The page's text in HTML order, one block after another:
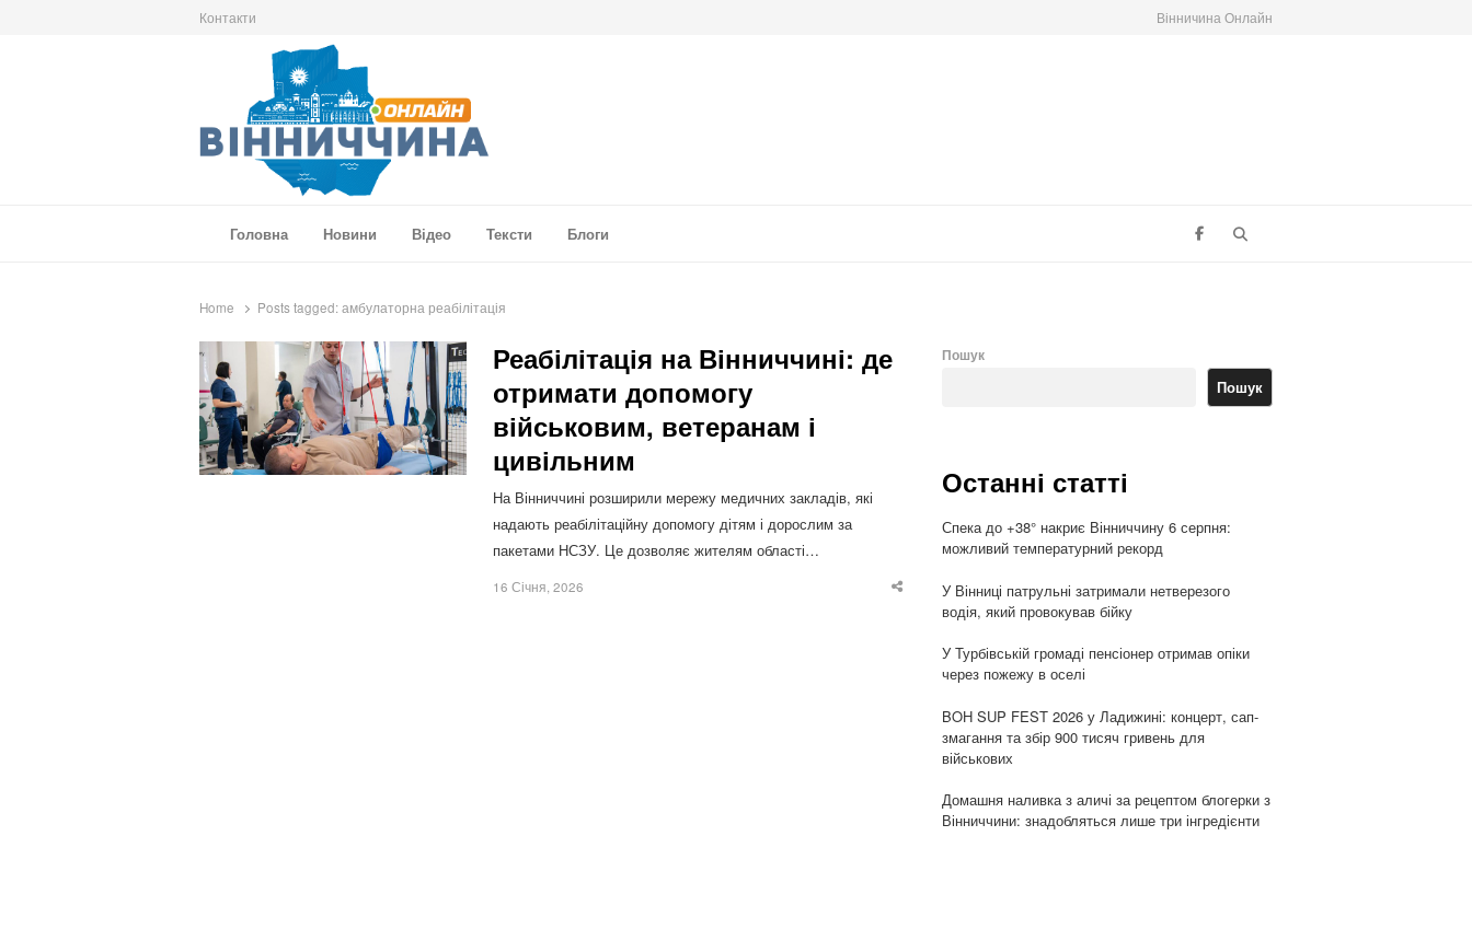
Контакти Вінничина Онлайн
Головна
Новини Відео Тексти Блоги
Home Posts tagged: амбулаторна реабілітація
Реабілітація на Вінниччині: де
отримати допомогу
військовим, ветеранам і
цивільним
На Вінниччині розширили мережу медичних закладів, які
надають реабілітаційну допомогу дітям і дорослим за
пакетами НСЗУ. Це дозволяє жителям області…
16 Січня, 2026
Share
Пошук
Пошук
Останні статті
Спека до +38° накриє Вінниччину 6 серпня:
можливий температурний рекорд
У Вінниці патрульні затримали нетверезого
водія, який провокував бійку
У Турбівській громаді пенсіонер отримав опіки
через пожежу в оселі
BOH SUP FEST 2026 у Ладижині: концерт, сап-
змагання та збір 900 тисяч гривень для
військових
Домашня наливка з аличі за рецептом блогерки з
Вінниччини: знадобляться лише три інгредієнти